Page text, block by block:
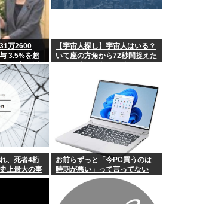
万2600
3.5%を超
ップを勧告
待遇が民間企
して大幅に
【宇宙人探し】宇宙人はいる？
いて座の方角から72秒間捉えた
えると、宇宙人からの信号の可
、死者4桁
上最大の事
お前らずっと「今PC買うのは
時期が悪い」って言ってない